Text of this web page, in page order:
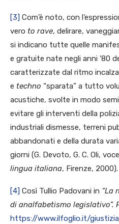
[3] Com’è noto, con
vero to rave, delirare,
si indicano tutte quelle
e gratuite nate negli anni ’80
caratterizzate dal ritmo
e techno “sparata” a tutto
acustiche, svolte in modo
evitare gli interventi della
industriali dismesse, terreni
abbandonati e della durata
giorni (G. Devoto, G. C. Oli, voce
lingua italiana, Firenze, 2000).
[4] Così Tullio Padovani in “La
di analfabetismo legislativo”.
https://www.ilfoglio.it/